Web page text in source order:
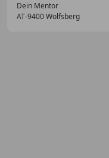
Dein Mentor
AT-9400 Wolfsberg